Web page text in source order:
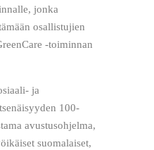
jonka
osallistujien
-toiminnan
ja
100-
avustusohjelma,
suomalaiset,